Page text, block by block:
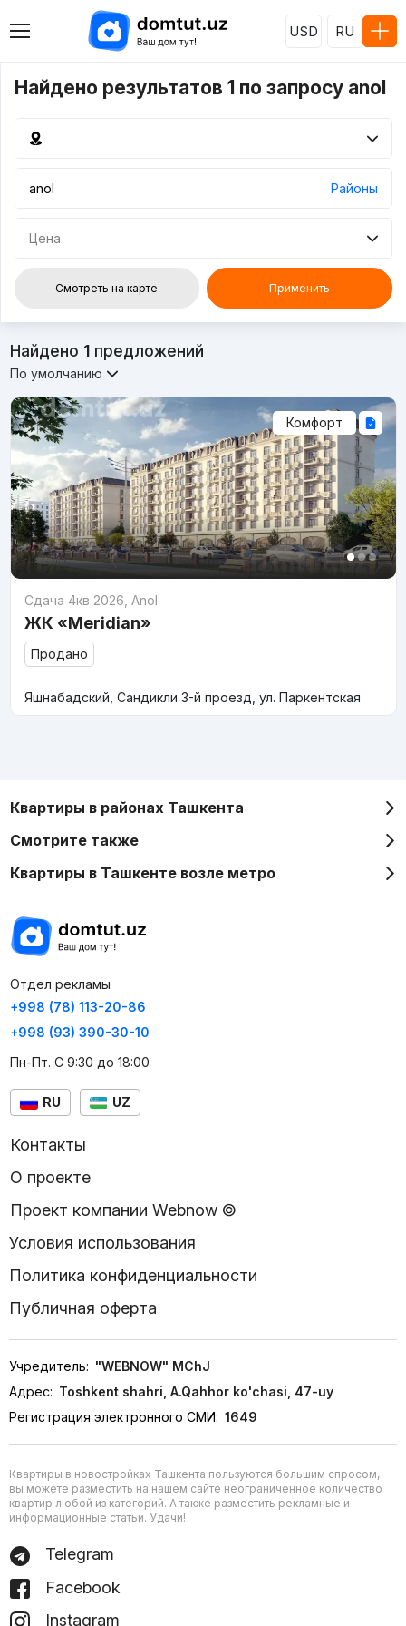
USD RU
Найдено результатов 1 по запросу anol
Районы
Цена
Смотреть на карте Применить
Найдено 1предложений
По умолчанию
Комфорт
Сдача 4кв 2026 Anol
ЖК «Meridian»
Продано
Яшнабадский, Сандикли 3-й проезд, ул. Паркентская
Квартиры в районах Ташкента
Смотрите также
Квартиры в Ташкенте возле метро
Отдел рекламы
+998 (78) 113-20-86
+998 (93) 390-30-10
Пн-Пт. С 9:30 до 18:00
RU UZ
Контакты
О проекте
Проект компании Webnow ©
Условия использования
Политика конфиденциальности
Публичная оферта
Учредитель: "WEBNOW" MChJ
Адрес: Toshkent shahri, A.Qahhor ko'chasi, 47-uy
Регистрация электронного СМИ: 1649
Квартиры в новостройках Ташкента пользуются большим спросом,
вы можете разместить на нашем сайте неограниченное количество
квартир любой из категорий. А также разместить рекламные и
информационные статьи. Удачи!
Telegram
Facebook
Instagram